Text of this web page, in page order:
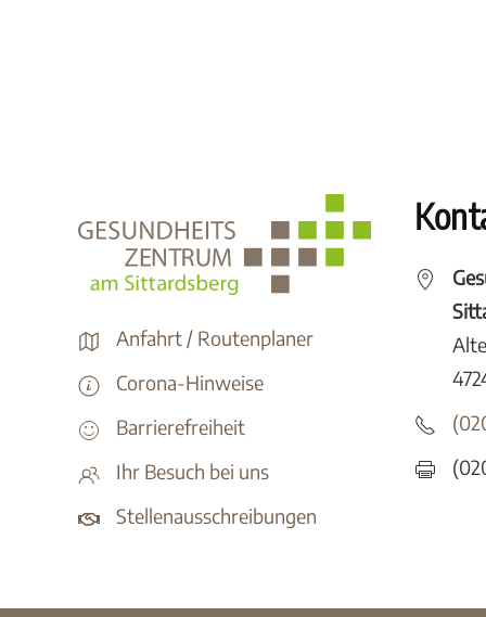
Anfahrt / Routenplaner
Corona-Hinweise
Barrierefreiheit
Ihr Besuch bei uns
Stellenausschreibungen